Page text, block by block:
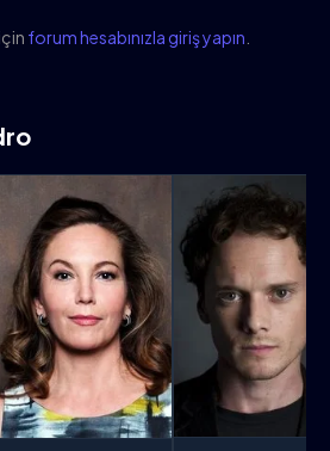
forum hesabınızla giriş yapın